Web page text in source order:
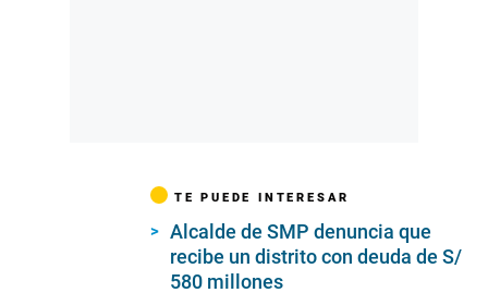
TE PUEDE INTERESAR
Alcalde de SMP denuncia que
recibe un distrito con deuda de S/
580 millones